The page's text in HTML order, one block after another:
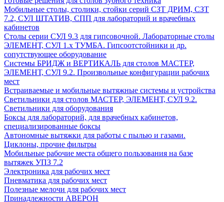
Мобильные столы, столики, стойки серий СЗТ ДРИМ, СЗТ
7.2, СУЛ ШТАТИВ, СПП для лабораторий и врачебных
кабинетов
Столы серии СУЛ 9.3 для гипсовочной. Лабораторные столы
ЭЛЕМЕНТ, СУЛ 1.х ТУМБА. Гипсоотстойники и др.
сопутствующее оборудование
Системы БРИДЖ и ВЕРТИКАЛЬ для столов МАСТЕР,
ЭЛЕМЕНТ, СУЛ 9.2. Произвольные конфигурации рабочих
мест
Встраиваемые и мобильные вытяжные системы и устройства
Светильники для столов МАСТЕР, ЭЛЕМЕНТ, СУЛ 9.2.
Светильники для оборудования
Боксы для лабораторий, для врачебных кабинетов,
специализированные боксы
Автономные вытяжки для работы с пылью и газами.
Циклоны, прочие фильтры
Мобильные рабочие места общего пользования на базе
вытяжек УПЗ 7.2
Электроника для рабочих мест
Пневматика для рабочих мест
Полезные мелочи для рабочих мест
Принадлежности АВЕРОН